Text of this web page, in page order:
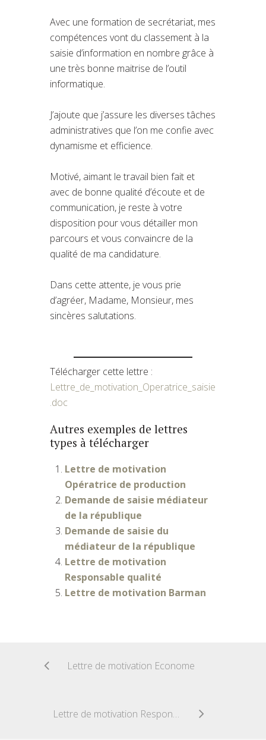
Avec une formation de secrétariat, mes
compétences vont du classement à la
saisie d’information en nombre grâce à
une très bonne maitrise de l’outil
informatique.
J’ajoute que j’assure les diverses tâches
administratives que l’on me confie avec
dynamisme et efficience.
Motivé, aimant le travail bien fait et
avec de bonne qualité d’écoute et de
communication, je reste à votre
disposition pour vous détailler mon
parcours et vous convaincre de la
qualité de ma candidature.
Dans cette attente, je vous prie
d’agréer, Madame, Monsieur, mes
sincères salutations.
Télécharger cette lettre :
Lettre_de_motivation_Operatrice_saisie
.doc
Autres exemples de lettres
types à télécharger
Lettre de motivation
Opératrice de production
Demande de saisie médiateur
de la république
Demande de saisie du
médiateur de la république
Lettre de motivation
Responsable qualité
Lettre de motivation Barman
Lettre de motivation Econome
Lettre de motivation Responsable magasin